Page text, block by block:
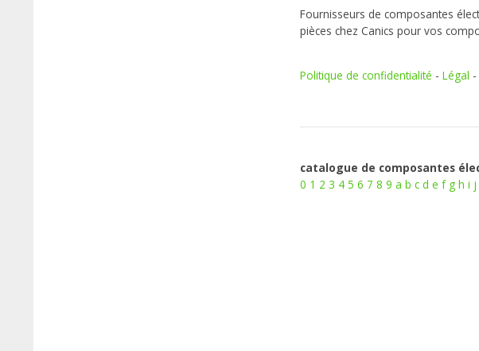
Fournisseurs de composantes
pièces chez Canics pour vos
Politique de confidentialité - Légal -
catalogue de composantes
0 1 2 3 4 5 6 7 8 9 a b c d e f g h i j